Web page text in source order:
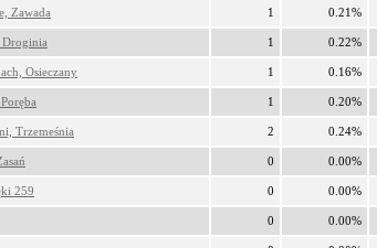
Zawada 1 0.21%
Droginia 1 0.22%
Osieczany 1 0.16%
1 0.20%
Trzemeśnia 2 0.24%
0 0.00%
259 0 0.00%
0 0.00%